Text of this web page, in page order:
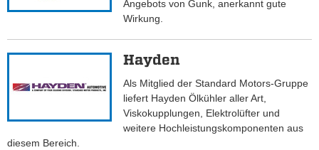
Angebots von Gunk, anerkannt gute
Wirkung.
Hayden
Als Mitglied der Standard Motors-Gruppe
liefert Hayden Ölkühler aller Art,
Viskokupplungen, Elektrolüfter und
weitere Hochleistungskomponenten aus
diesem Bereich.